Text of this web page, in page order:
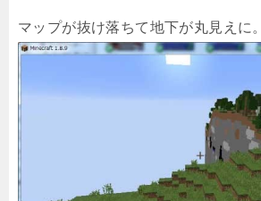
マップが抜け落ちて地下が丸見えに。